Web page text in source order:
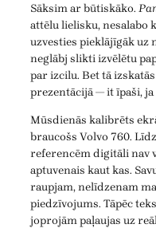
Sāksim ar būtiskāko.
attēlu lielisku, nesalabo
uzvesties pieklājīgāk uz
neglābj slikti izvēlētu
par izcilu. Bet tā
prezentācijā — it īpaši,
Mūsdienās kalibrēts
braucošs Volvo 760.
referencēm digitāli nav
aptuvenais kaut kas.
raupjam, nelīdzenam
piedzīvojums. Tāpēc
joprojām paļaujas uz